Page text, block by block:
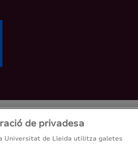
de privadesa
Universitat de Lleida utilitza galetes